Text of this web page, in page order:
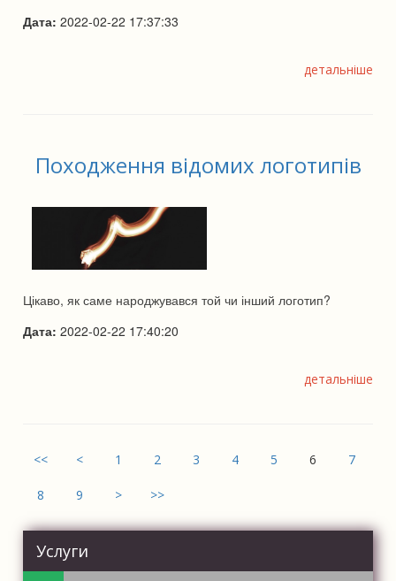
Дата: 2022-02-22 17:37:33
детальніше
Походження відомих логотипів
Цікаво, як саме народжувався той чи інший логотип?
Дата: 2022-02-22 17:40:20
детальніше
<< < 1 2 3 4 5 6 7
8 9 > >>
Услуги